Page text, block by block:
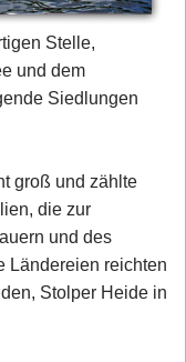
Stelle,
und dem
Siedlungen
groß und zählte
die zur
und des
Ländereien reichten
Stolper Heide in